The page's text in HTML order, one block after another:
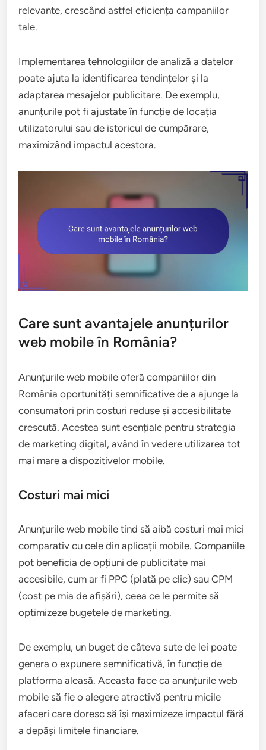
relevante, crescând astfel eficiența campaniilor
tale.
Implementarea tehnologiilor de analiză a datelor
poate ajuta la identificarea tendințelor și la
adaptarea mesajelor publicitare. De exemplu,
anunțurile pot fi ajustate în funcție de locația
utilizatorului sau de istoricul de cumpărare,
maximizând impactul acestora.
Care sunt avantajele anunțurilor
web mobile în România?
Anunțurile web mobile oferă companiilor din
România oportunități semnificative de a ajunge la
consumatori prin costuri reduse și accesibilitate
crescută. Acestea sunt esențiale pentru strategia
de marketing digital, având în vedere utilizarea tot
mai mare a dispozitivelor mobile.
Costuri mai mici
Anunțurile web mobile tind să aibă costuri mai mici
comparativ cu cele din aplicații mobile. Companiile
pot beneficia de opțiuni de publicitate mai
accesibile, cum ar fi PPC (plată pe clic) sau CPM
(cost pe mia de afișări), ceea ce le permite să
optimizeze bugetele de marketing.
De exemplu, un buget de câteva sute de lei poate
genera o expunere semnificativă, în funcție de
platforma aleasă. Aceasta face ca anunțurile web
mobile să fie o alegere atractivă pentru micile
afaceri care doresc să își maximizeze impactul fără
a depăși limitele financiare.